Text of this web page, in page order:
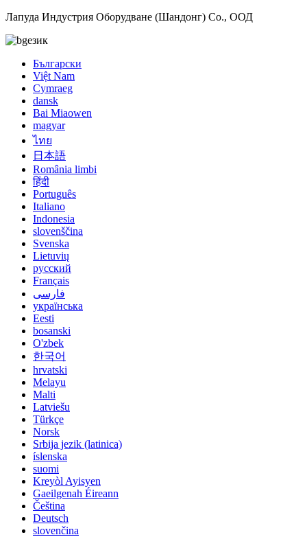
Лапуда Индустрия Оборудване (Шандонг) Co., ООД
език
Български
Việt Nam
Cymraeg
dansk
Bai Miaowen
magyar
ไทย
日本語
România limbi
हिंदी
Português
Italiano
Indonesia
slovenščina
Svenska
Lietuvių
русский
Français
فارسی
українська
Eesti
bosanski
O'zbek
한국어
hrvatski
Melayu
Malti
Latviešu
Türkçe
Norsk
Srbija jezik (latinica)
íslenska
suomi
Kreyòl Ayisyen
Gaeilgenah Éireann
Čeština
Deutsch
slovenčina